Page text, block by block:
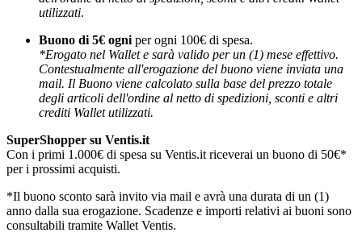
utilizzati.
Buono di 5€ ogniper ogni 100€ di spesa.
*Erogato nel Wallet e sarà valido per un (1) mese effettivo.
Contestualmente all'erogazione del buono viene inviata una
mail. Il Buono viene calcolato sulla base del prezzo totale
degli articoli dell'ordine al netto di spedizioni, sconti e altri
crediti Wallet utilizzati.
SuperShopper su Ventis.it
Con i primi 1.000€ di spesa su Ventis.it riceverai un buono di 50€*
per i prossimi acquisti.
*Il buono sconto sarà invito via mail e avrà una durata di un (1)
anno dalla sua erogazione. Scadenze e importi relativi ai buoni sono
consultabili tramite Wallet Ventis.